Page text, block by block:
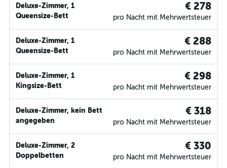
Deluxe-Zimmer, 1
Queensize-Bett
€ 278
pro Nacht mit Mehrwertsteuer
Deluxe-Zimmer, 1
Queensize-Bett
€ 288
pro Nacht mit Mehrwertsteuer
Deluxe-Zimmer, 1
Kingsize-Bett
€ 298
pro Nacht mit Mehrwertsteuer
Deluxe-Zimmer, kein Bett
angegeben
€ 318
pro Nacht mit Mehrwertsteuer
Deluxe-Zimmer, 2
Doppelbetten
€ 330
pro Nacht mit Mehrwertsteuer